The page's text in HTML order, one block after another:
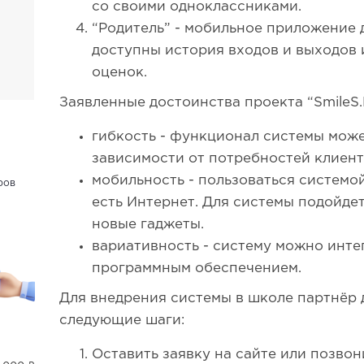
со своими одноклассниками.
“Родитель” - мобильное приложение
доступны история входов и
оценок.
Заявленные достоинства проекта
гибкость - функционал системы
зависимости от потребностей
мобильность - пользоваться
есть Интернет. Для системы
новые гаджеты.
вариативность - систему можно
программным обеспечением.
Для внедрения системы в школе партнёр
следующие шаги:
Оставить заявку на сайте или